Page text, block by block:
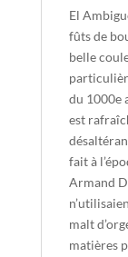
El
fûts de
belle
du 1000e
est
fait à
Armand
malt
matières